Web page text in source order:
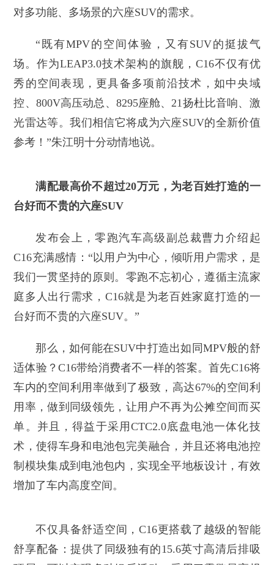
对多功能、多场景的六座SUV的需求。
“既有MPV的空间体验，又有SUV的挺拔气
场。作为LEAP3.0技术架构的旗舰，C16不仅有优
秀的空间表现，更具备多项前沿技术，如中央域
控、800V高压动总、8295座舱、21扬杜比音响、激
光雷达等。我们相信它将成为六座SUV的全新价值
参考！”朱江明十分动情地说。
满配最高价不超过20万元，为老百姓打造的一
台好而不贵的六座SUV
发布会上，零跑汽车高级副总裁曹力介绍起
C16充满感情：“以用户为中心，倾听用户需求，是
我们一贯坚持的原则。零跑不忘初心，遵循主流家
庭多人出行需求，C16就是为老百姓家庭打造的一
台好而不贵的六座SUV。”
那么，如何能在SUV中打造出如同MPV般的舒
适体验？C16带给消费者不一样的答案。首先C16将
车内的空间利用率做到了极致，高达67%的空间利
用率，做到同级领先，让用户不再为公摊空间而买
单。并且，得益于采用CTC2.0底盘电池一体化技
术，使得车身和电池包完美融合，并且还将电池控
制模块集成到电池包内，实现全平地板设计，有效
增加了车内高度空间。
不仅具备舒适空间，C16更搭载了越级的智能
舒享配备：提供了同级独有的15.6英寸高清后排吸